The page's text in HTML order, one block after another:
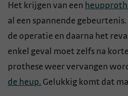
Het krijgen van een
al een spannende
de operatie en daarna het
enkel geval moet zelfs na
prothese weer vervangen
de heup. Gelukkig komt dat